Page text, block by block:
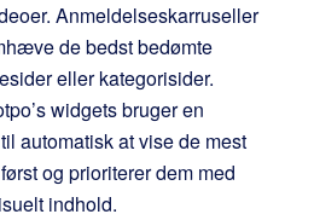
Anmeldelseskarruseller
de bedst bedømte
eller kategorisider.
widgets bruger en
automatisk at vise de mest
og prioriterer dem med
indhold.